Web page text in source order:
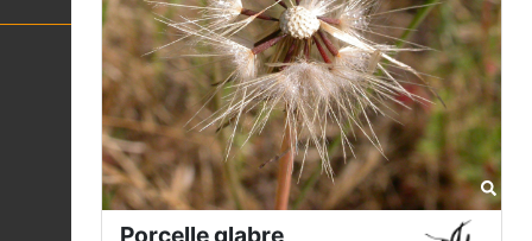
Porcelle glabre